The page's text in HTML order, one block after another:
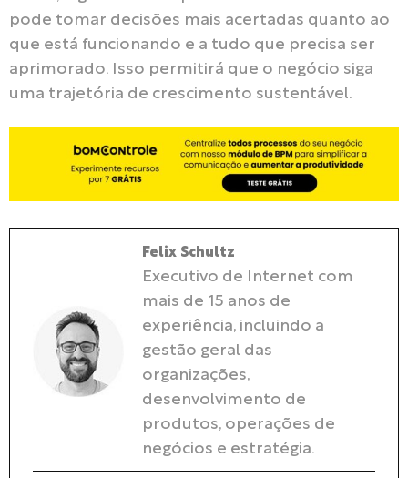
pode tomar decisões mais acertadas quanto ao
que está funcionando e a tudo que precisa ser
aprimorado. Isso permitirá que o negócio siga
uma trajetória de crescimento sustentável.
Felix Schultz
Executivo de Internet com
mais de 15 anos de
experiência, incluindo a
gestão geral das
organizações,
desenvolvimento de
produtos, operações de
negócios e estratégia.